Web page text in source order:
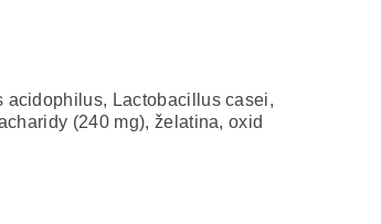
acidophilus, Lactobacillus casei,
(240 mg), želatina, oxid